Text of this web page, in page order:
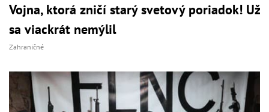
Vojna, ktorá zničí starý svetový poriadok! Už
sa viackrát nemýlil
Zahraničné